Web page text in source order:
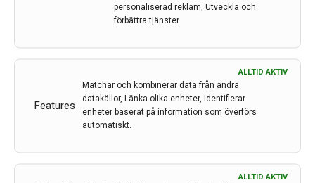
personaliserad reklam, Utveckla och
förbättra tjänster.
Features
ALLTID AKTIV
Matchar och kombinerar data från andra
datakällor, Länka olika enheter, Identifierar
enheter baserat på information som överförs
automatiskt.
ALLTID AKTIV